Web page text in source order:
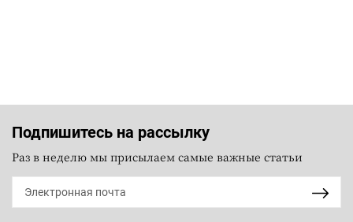
Подпишитесь на рассылку
Раз в неделю мы присылаем самые важные статьи